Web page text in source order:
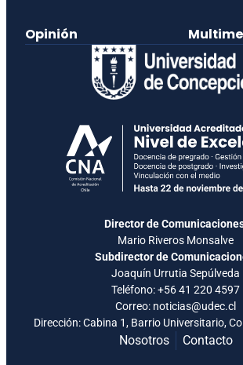
Opinión
Director de
Mario Riveros Monsalve
Subdirector de
Joaquín Urrutia Sepúlveda
Teléfono:+56 41 220 4597
Correo: noticias@udec.cl
Dirección: Cabina 1, Barrio Universitario,
Nosotros Contacto